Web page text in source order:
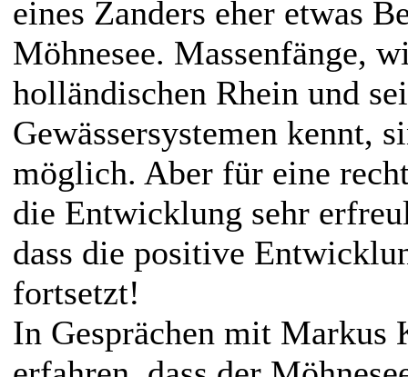
eines Zanders eher etwas
Möhnesee. Massenfänge,
holländischen Rhein und
Gewässersystemen kennt,
möglich. Aber für eine
die Entwicklung sehr
dass die positive
fortsetzt!
In Gesprächen mit Markus